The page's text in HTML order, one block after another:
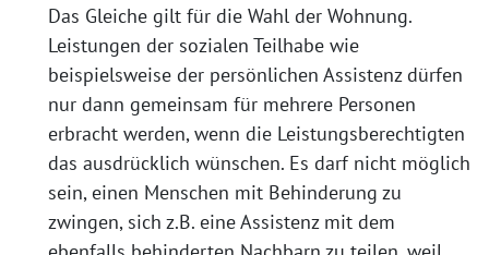
Das Gleiche gilt für die Wahl der Wohnung.
Leistungen der sozialen Teilhabe wie
beispielsweise der persönlichen Assistenz dürfen
nur dann gemeinsam für mehrere Personen
erbracht werden, wenn die Leistungsberechtigten
das ausdrücklich wünschen. Es darf nicht möglich
sein, einen Menschen mit Behinderung zu
zwingen, sich z.B. eine Assistenz mit dem